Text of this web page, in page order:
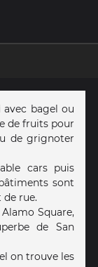
avec bagel ou
de fruits pour
de grignoter
cars puis
sont
rue.
Square,
de San
on trouve les